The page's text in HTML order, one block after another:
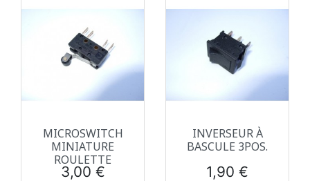
MICROSWITCH
MINIATURE
ROULETTE
Prix
3,00 €
INVERSEUR À
BASCULE 3POS.
Prix
1,90 €